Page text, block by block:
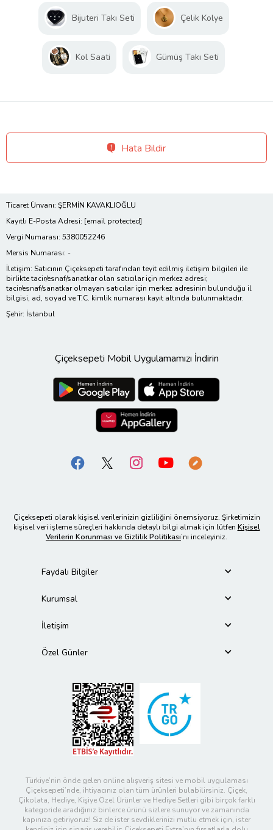
Bijuteri Takı Seti Çelik Kolye
Kol Saati Gümüş Takı Seti
Hata Bildir
Ticaret Ünvanı: ŞERMİN KAVAKLIOĞLU
Kayıtlı E-Posta Adresi: [email protected]
Vergi Numarası: 5380052246
Mersis Numarası: -
İletişim: Satıcının Çiçeksepeti tarafından teyit edilmiş iletişim bilgileri ile
birlikte tacir/esnaf/sanatkar olan satıcılar için merkez adresi;
tacir/esnaf/sanatkar olmayan satıcılar için merkez adresinin bulunduğu il
bilgisi, ad, soyad ve T.C. kimlik numarası kayıt altında bulunmaktadır.
Şehir: İstanbul
Çiçeksepeti Mobil Uygulamamızı İndirin
Çiçeksepeti olarak kişisel verilerinizin gizliliğini önemsiyoruz. Şirketimizin
kişisel veri işleme süreçleri hakkında detaylı bilgi almak için lütfen Kişisel
Verilerin Korunması ve Gizlilik Politikası’nı inceleyiniz.
Faydalı Bilgiler
Kurumsal
İletişim
Özel Günler
Türkiye’nin önde gelen online alışveriş sitesi ve mobil uygulaması
Çiçeksepeti’nde, ihtiyacınız olan tüm ürünleri bulabilirsiniz. Çiçek,
Çikolata, Hediye, Kişiye Özel Ürünler ve Hediye Setleri gibi birçok farklı
kategoride aradığınız binlerce ürünü sizlere sunuyor ve zamanında
kapınıza getiriyoruz! Siz de ister sevdiklerinizi mutlu etmek için, ister